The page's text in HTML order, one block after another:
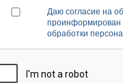
Даю согласие на
проинформирован
обработки